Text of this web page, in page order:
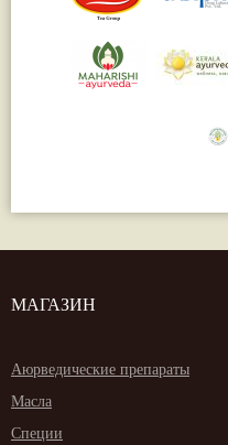
МАГАЗИН
Аюрведические препараты
Масла
Специи